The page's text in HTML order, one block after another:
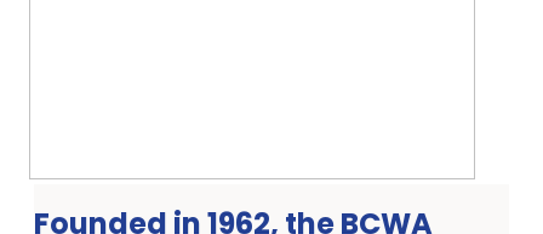
Founded in 1962, the BCWA